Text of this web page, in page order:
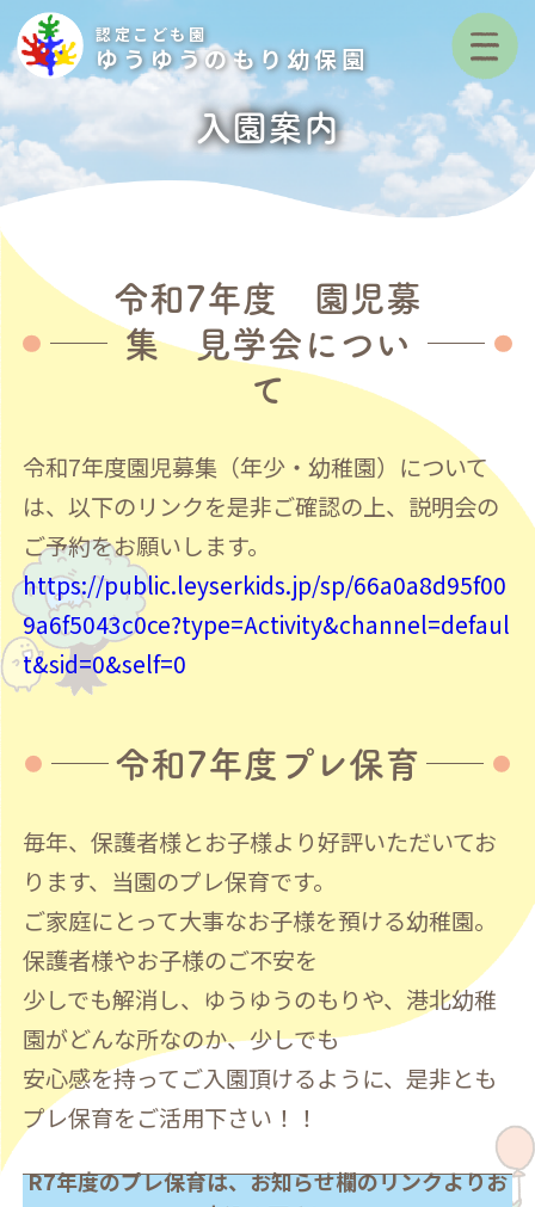
認定こども園
ゆうゆうのもり幼保園
入園案内
令和7年度 園児募
集 見学会につい
て
令和7年度園児募集（年少・幼稚園）について
は、以下のリンクを是非ご確認の上、説明会の
ご予約をお願いします。
https://public.leyserkids.jp/sp/66a0a8d95f00
9a6f5043c0ce?type=Activity&channel=defaul
t&sid=0&self=0
令和7年度プレ保育
毎年、保護者様とお子様より好評いただいてお
ります、当園のプレ保育です。
ご家庭にとって大事なお子様を預ける幼稚園。
保護者様やお子様のご不安を
少しでも解消し、ゆうゆうのもりや、港北幼稚
園がどんな所なのか、少しでも
安心感を持ってご入園頂けるように、是非とも
プレ保育をご活用下さい！！
R7年度のプレ保育は、お知らせ欄のリンクよりお